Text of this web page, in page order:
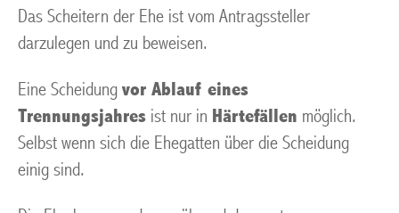
Das Scheitern der Ehe ist vom Antragssteller
darzulegen und zu beweisen.
Eine Scheidung vor Ablauf eines
Trennungsjahres ist nur in Härtefällen möglich.
Selbst wenn sich die Ehegatten über die Scheidung
einig sind.